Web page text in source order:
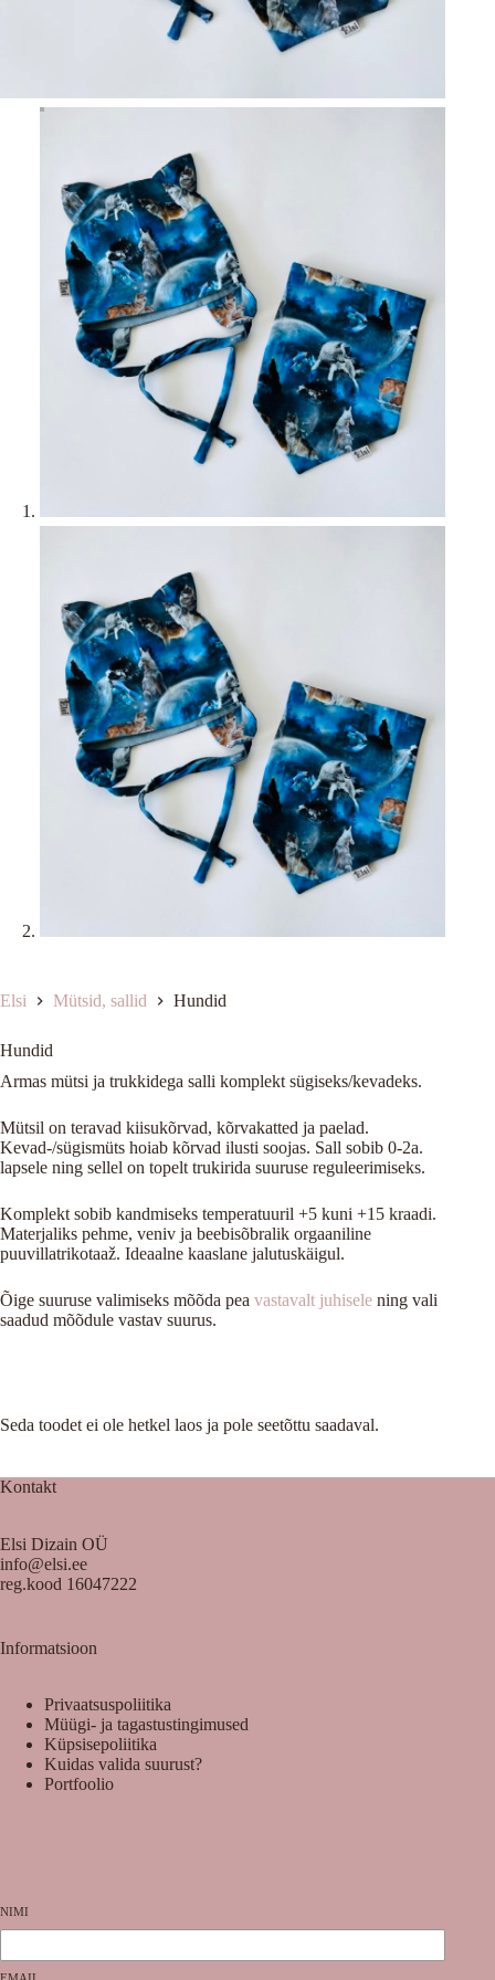
Elsi Mütsid, sallid Hundid
Hundid
Armas mütsi ja trukkidega salli komplekt sügiseks/kevadeks.
Mütsil on teravad kiisukõrvad, kõrvakatted ja paelad.
Kevad-/sügismüts hoiab kõrvad ilusti soojas. Sall sobib 0-2a.
lapsele ning sellel on topelt trukirida suuruse reguleerimiseks.
Komplekt sobib kandmiseks temperatuuril +5 kuni +15 kraadi.
Materjaliks pehme, veniv ja beebisõbralik orgaaniline
puuvillatrikotaaž. Ideaalne kaaslane jalutuskäigul.
Õige suuruse valimiseks mõõda pea vastavalt juhisele ning vali
saadud mõõdule vastav suurus.
Seda toodet ei ole hetkel laos ja pole seetõttu saadaval.
Kontakt
Elsi Dizain OÜ
info@elsi.ee
reg.kood 16047222
Informatsioon
Privaatsuspoliitika
Müügi- ja tagastustingimused
Küpsisepoliitika
Kuidas valida suurust?
Portfoolio
NIMI